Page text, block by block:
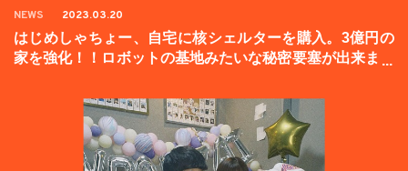
NEWS 2023.03.20
はじめしゃちょー、自宅に核シェルターを購入。3億円の
家を強化！！ロボットの基地みたいな秘密要塞が出来まし